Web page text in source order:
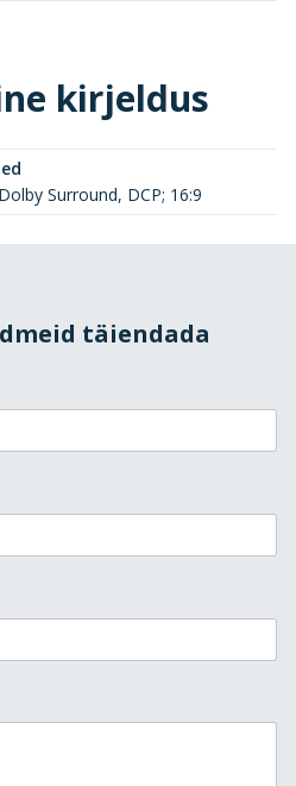
kirjeldus
Surround, DCP; 16:9
täiendada